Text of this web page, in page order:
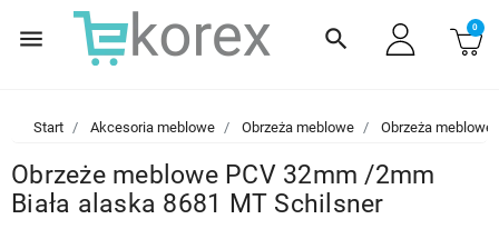
menu search 0
Start Akcesoria meblowe Obrzeża meblowe Obrzeża meblowe
Obrzeże meblowe PCV 32mm /2mm
Biała alaska 8681 MT Schilsner